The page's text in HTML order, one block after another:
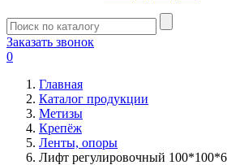
Заказать звонок
0
Главная
Каталог продукции
Метизы
Крепёж
Ленты, опоры
Лифт регулировочный